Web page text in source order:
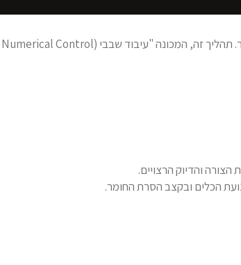
והדיוק הרצויים.
הכלים ובקצב הסרת החומר.